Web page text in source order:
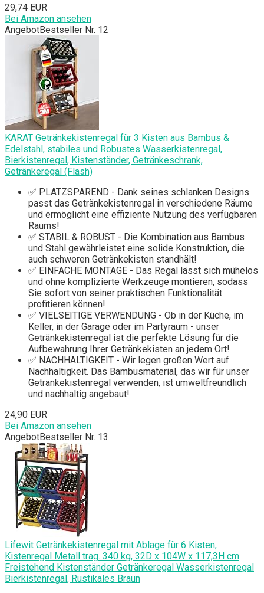
29,74 EUR
Bei Amazon ansehen
AngebotBestseller Nr. 12
KARAT Getränkekistenregal für 3 Kisten aus Bambus &
Edelstahl, stabiles und Robustes Wasserkistenregal,
Bierkistenregal, Kistenständer, Getränkeschrank,
Getränkeregal (Flash)
✅ PLATZSPAREND - Dank seines schlanken Designs
passt das Getränkekistenregal in verschiedene Räume
und ermöglicht eine effiziente Nutzung des verfügbaren
Raums!
✅ STABIL & ROBUST - Die Kombination aus Bambus
und Stahl gewährleistet eine solide Konstruktion, die
auch schweren Getränkekisten standhält!
✅ EINFACHE MONTAGE - Das Regal lässt sich mühelos
und ohne komplizierte Werkzeuge montieren, sodass
Sie sofort von seiner praktischen Funktionalität
profitieren können!
✅ VIELSEITIGE VERWENDUNG - Ob in der Küche, im
Keller, in der Garage oder im Partyraum - unser
Getränkekistenregal ist die perfekte Lösung für die
Aufbewahrung Ihrer Getränkekisten an jedem Ort!
✅ NACHHALTIGKEIT - Wir legen großen Wert auf
Nachhaltigkeit. Das Bambusmaterial, das wir für unser
Getränkekistenregal verwenden, ist umweltfreundlich
und nachhaltig angebaut!
24,90 EUR
Bei Amazon ansehen
AngebotBestseller Nr. 13
Lifewit Getränkekistenregal mit Ablage für 6 Kisten,
Kistenregal Metall trag. 340 kg, 32D x 104W x 117,3H cm
Freistehend Kistenständer Getränkeregal Wasserkistenregal
Bierkistenregal, Rustikales Braun